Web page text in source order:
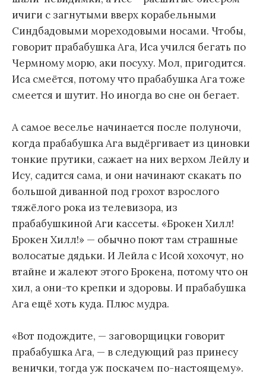
ичиги с загнутыми вверх корабельными
Синдбадовыми мореходовыми носами. Чтобы,
говорит прабабушка Ага, Иса учился бегать по
Чермному морю, аки посуху. Мол, пригодится.
Иса смеётся, потому что прабабушка Ага тоже
смеется и шутит. Но иногда во сне он бегает.
А самое веселье начинается после полуночи,
когда прабабушка Ага выдёргивает из циновки
тонкие прутики, сажает на них верхом Лейлу и
Ису, садится сама, и они начинают скакать по
большой диванной под грохот взрослого
тяжёлого рока из телевизора, из
прабабушкиной Аги кассеты. «Брокен Хилл!
Брокен Хилл!» — обычно поют там страшные
волосатые дядьки. И Лейла с Исой хохочут, но
втайне и жалеют этого Брокена, потому что он
хил, а они-то крепки и здоровы. И прабабушка
Ага ещё хоть куда. Плюс мудра.
«Вот подождите, — заговорщицки говорит
прабабушка Ага, — в следующий раз принесу
венички, тогда уж поскачем по-настоящему».